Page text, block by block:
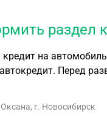
раздел
заголовок Во время брака его
Перед
в итоге нам
г. Новосибирск